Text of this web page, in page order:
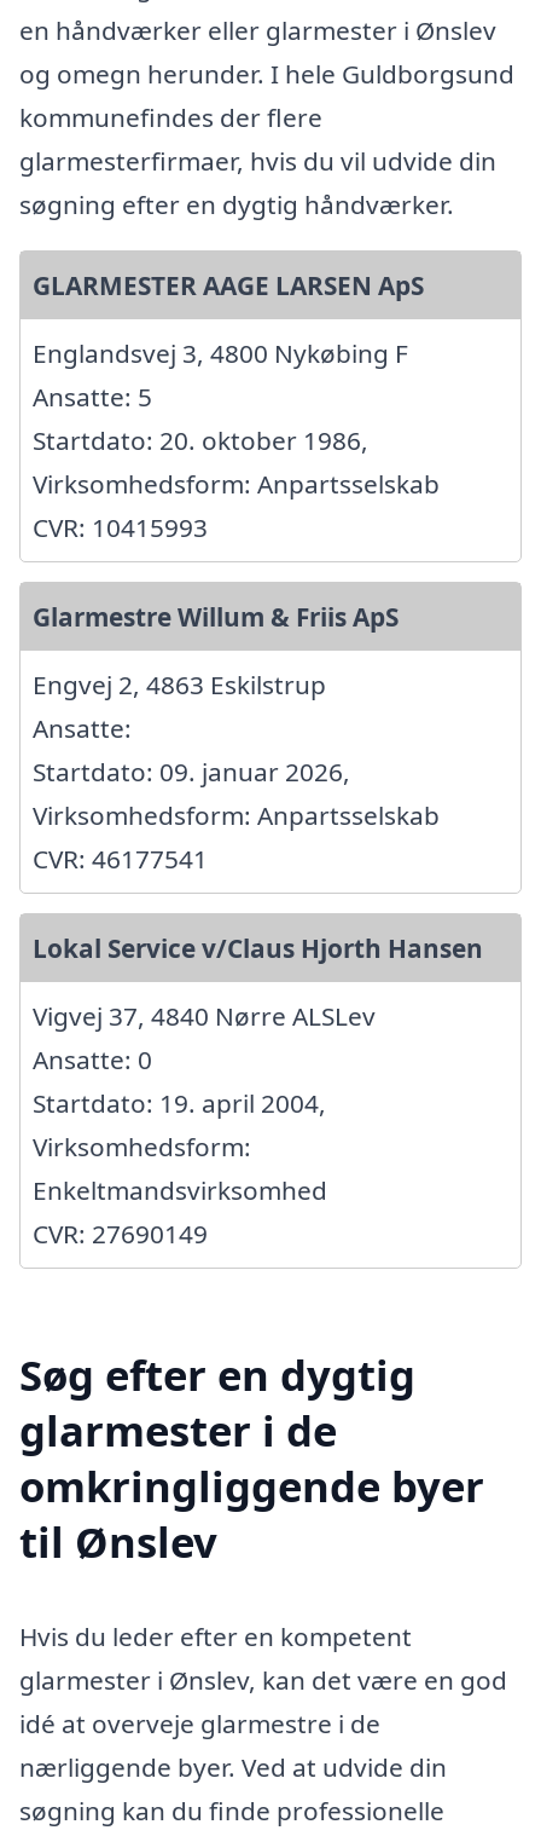
en håndværker eller glarmester i Ønslev
og omegn herunder. I hele Guldborgsund
kommunefindes der flere
glarmesterfirmaer, hvis du vil udvide din
søgning efter en dygtig håndværker.
GLARMESTER AAGE LARSEN ApS
Englandsvej 3, 4800 Nykøbing F
Ansatte: 5
Startdato: 20. oktober 1986,
Virksomhedsform: Anpartsselskab
CVR: 10415993
Glarmestre Willum & Friis ApS
Engvej 2, 4863 Eskilstrup
Ansatte:
Startdato: 09. januar 2026,
Virksomhedsform: Anpartsselskab
CVR: 46177541
Lokal Service v/Claus Hjorth Hansen
Vigvej 37, 4840 Nørre ALSLev
Ansatte: 0
Startdato: 19. april 2004,
Virksomhedsform:
Enkeltmandsvirksomhed
CVR: 27690149
Søg efter en dygtig
glarmester i de
omkringliggende byer
til Ønslev
Hvis du leder efter en kompetent
glarmester i Ønslev, kan det være en god
idé at overveje glarmestre i de
nærliggende byer. Ved at udvide din
søgning kan du finde professionelle